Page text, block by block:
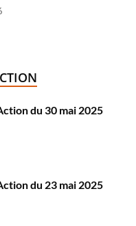
du 30 mai 2025
du 23 mai 2025